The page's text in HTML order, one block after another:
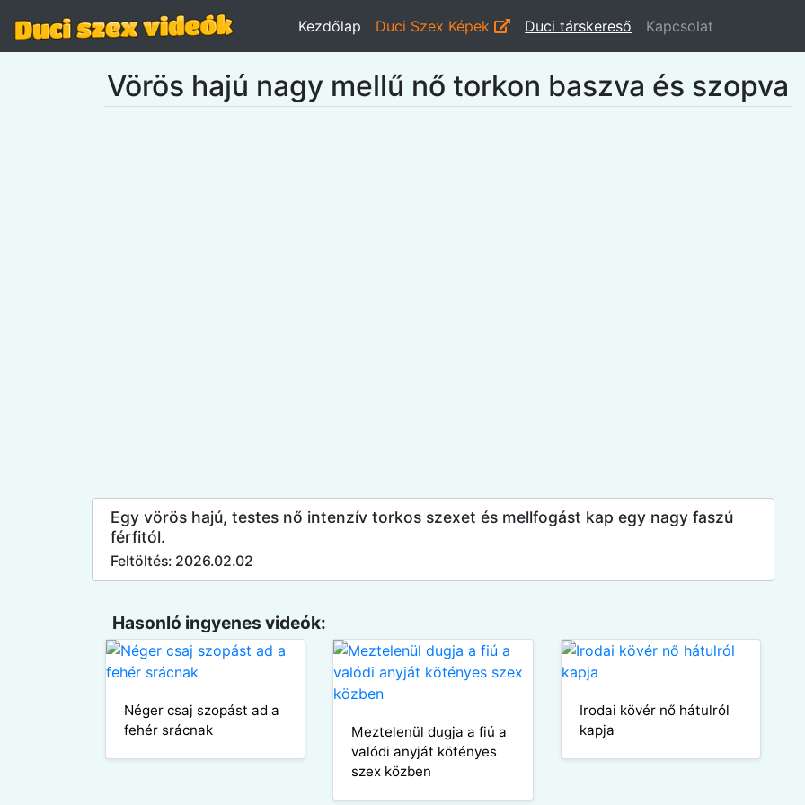
Kezdőlap Duci Szex Képek Duci társkereső Kapcsolat
Vörös hajú nagy mellű nő torkon baszva és szopva
Egy vörös hajú, testes nő intenzív torkos szexet és mellfogást kap egy nagy faszú
férfitól.
Feltöltés: 2026.02.02
Hasonló ingyenes videók:
Néger csaj szopást ad a
fehér srácnak
Meztelenül dugja a fiú a
valódi anyját kötényes
szex közben
Irodai kövér nő hátulról
kapja